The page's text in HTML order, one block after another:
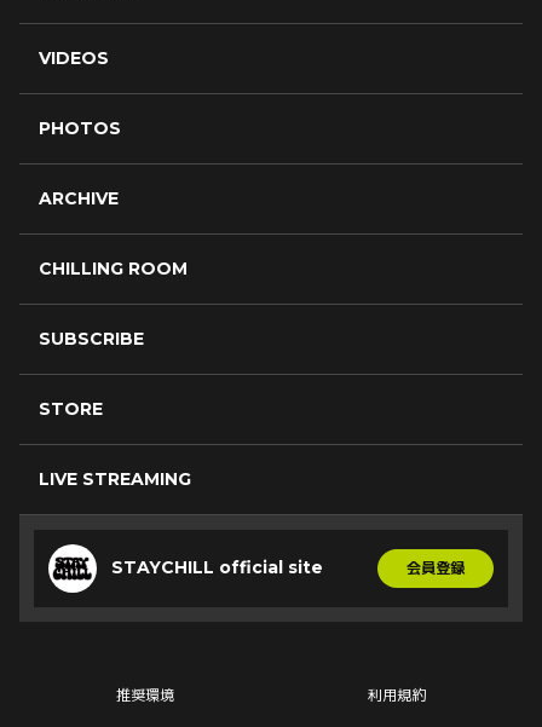
VIDEOS
PHOTOS
ARCHIVE
CHILLING ROOM
SUBSCRIBE
STORE
LIVE STREAMING
STAYCHILL official site 会員登録
推奨環境 利用規約